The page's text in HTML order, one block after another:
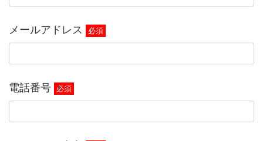
メールアドレス 必須
電話番号 必須